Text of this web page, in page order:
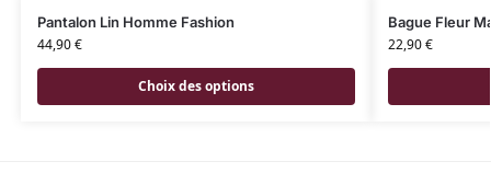
Pantalon Lin Homme Fashion
44,90€
Choix des options
Bague Fleur
22,90€